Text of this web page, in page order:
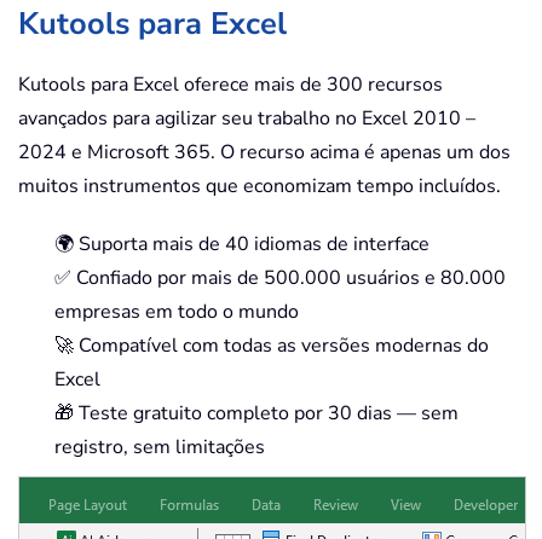
Kutools para Excel
Kutools para Excel oferece mais de 300 recursos
avançados para agilizar seu trabalho no Excel 2010 –
2024 e Microsoft 365. O recurso acima é apenas um dos
muitos instrumentos que economizam tempo incluídos.
🌍 Suporta mais de 40 idiomas de interface
✅ Confiado por mais de 500.000 usuários e 80.000
empresas em todo o mundo
🚀 Compatível com todas as versões modernas do
Excel
🎁 Teste gratuito completo por 30 dias — sem
registro, sem limitações